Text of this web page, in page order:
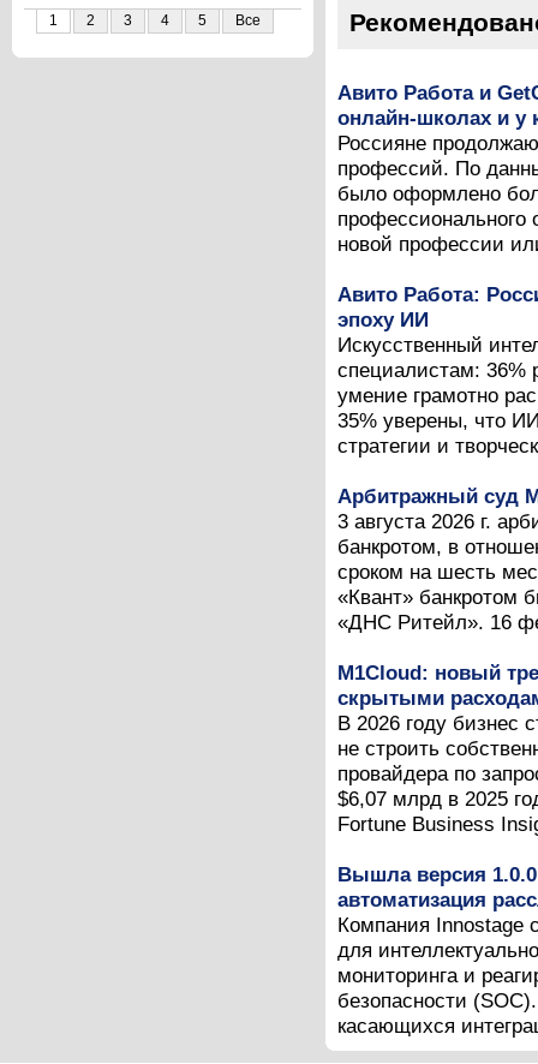
1 2 3 4 5 Все
Авито Работа и
онлайн-школах и у
Россияне
профессий. По
было оформлено
профессионального
новой профессии
Авито Работа:
эпоху ИИ
Искусственный
специалистам: 36%
умение грамотно
35% уверены, что
стратегии и
Арбитражный суд
3 августа 2026 г.
банкротом, в
сроком на шесть
«Квант» банкротом
«ДНС Ритейл». 16
M1Cloud: новый
скрытыми
В 2026 году бизнес
не строить
провайдера по
$6,07 млрд в 2025
Fortune Business
Вышла версия
автоматизация
Компания Innostage
для
мониторинга и
безопасности
касающихся